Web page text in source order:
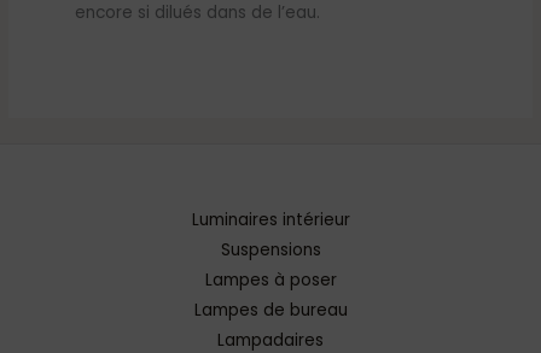
encore si dilués dans de l’eau.
Luminaires intérieur
Suspensions
Lampes à poser
Lampes de bureau
Lampadaires